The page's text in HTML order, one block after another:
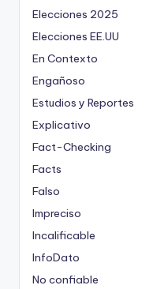
Elecciones 2025
Elecciones EE.UU
En Contexto
Engañoso
Estudios y Reportes
Explicativo
Fact-Checking
Facts
Falso
Impreciso
Incalificable
InfoDato
No confiable